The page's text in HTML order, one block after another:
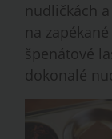
nudličkách
na
špenátové
dokonalé